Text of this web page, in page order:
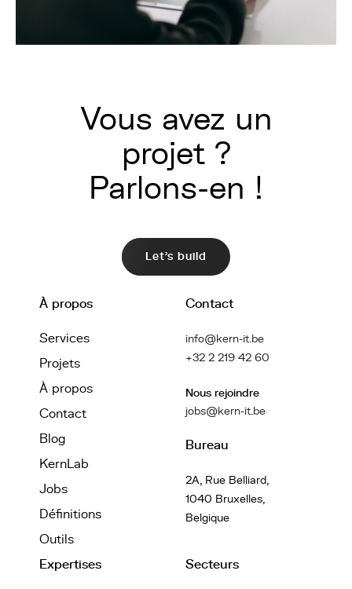
Vous avez un
projet ?
Parlons-en !
Let's build
À propos
Services
Projets
À propos
Contact
Blog
KernLab
Jobs
Définitions
Outils
Contact
info@kern-it.be
+32 2 219 42 60
Nous rejoindre
jobs@kern-it.be
Bureau
2A, Rue Belliard,
1040 Bruxelles,
Belgique
Expertises Secteurs